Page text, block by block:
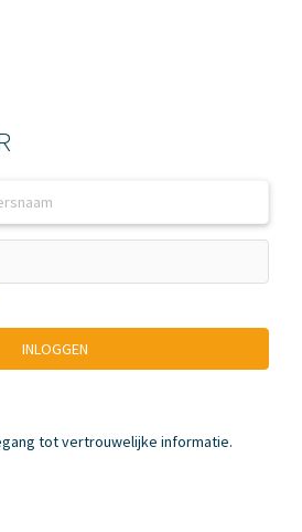
INLOGGEN
tot vertrouwelijke informatie.